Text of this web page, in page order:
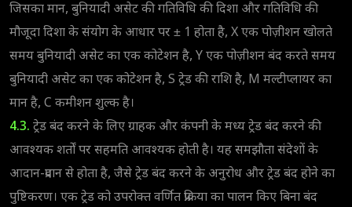
जिसका मान, बुनियादी असेट की गतिविधि की दिशा और गतिविधि की
मौजूदा दिशा के संयोग के आधार पर ± 1 होता है, X एक पोज़ीशन खोलते
समय बुनियादी असेट का एक कोटेशन है, Y एक पोज़ीशन बंद करते समय
बुनियादी असेट का एक कोटेशन है, S ट्रेड की राशि है, M मल्टीप्लायर का
मान है, C कमीशन शुल्क है।
4.3. ट्रेड बंद करने के लिए ग्राहक और कंपनी के मध्य ट्रेड बंद करने की
आवश्यक शर्तों पर सहमति आवश्यक होती है। यह समझौता संदेशों के
आदान-प्रदान से होता है, जैसे ट्रेड बंद करने के अनुरोध और ट्रेड बंद होने का
पुष्टिकरण। एक ट्रेड को उपरोक्त वर्णित प्रक्रिया का पालन किए बिना बंद